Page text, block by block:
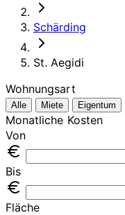
Schärding
St. Aegidi
Wohnungsart
Alle Miete Eigentum
Monatliche Kosten
Von
Bis
Fläche